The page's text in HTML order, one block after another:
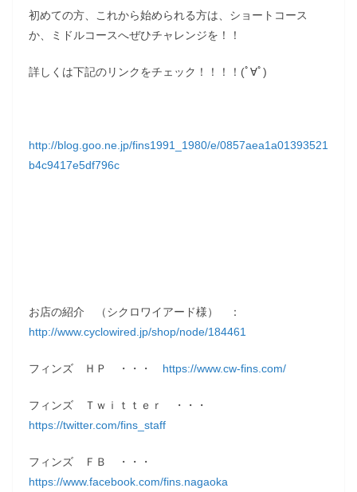
初めての方、これから始められる方は、ショートコース
か、ミドルコースへぜひチャレンジを！！
詳しくは下記のリンクをチェック！！！！(ﾟ∀ﾟ)
http://blog.goo.ne.jp/fins1991_1980/e/0857aea1a01393521
b4c9417e5df796c
お店の紹介 （シクロワイアード様） ：
http://www.cyclowired.jp/shop/node/184461
フィンズ ＨＰ ・・・ https://www.cw-fins.com/
フィンズ Ｔｗｉｔｔｅｒ ・・・
https://twitter.com/fins_staff
フィンズ ＦＢ ・・・
https://www.facebook.com/fins.nagaoka